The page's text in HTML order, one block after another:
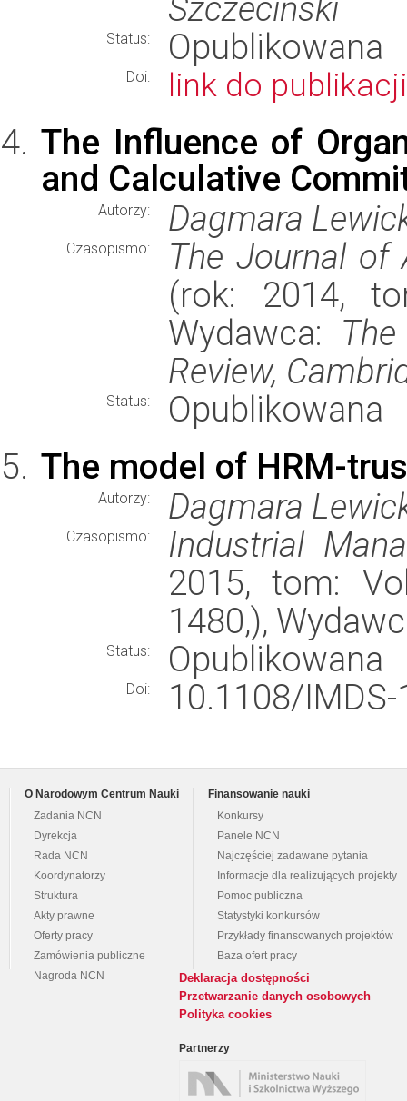
Szczeciński
Status: Opublikowana
Doi: link do publikacji
The Influence of
and Calculative
Autorzy: Dagmara
Czasopismo:
The Journal of
(rok: 2014,
Wydawca:
Review,
Status:
Opublikowana
The model of HRM-
Autorzy: Dagmara
Czasopismo:
Industrial
2015, tom:
1480,),
Status: Opublikowana
Doi: 10.1108/
O Narodowym Centrum Nauki
Zadania NCN
Dyrekcja
Rada NCN
Koordynatorzy
Struktura
Akty prawne
Oferty pracy
Zamówienia publiczne
Nagroda NCN
Finansowanie nauki
Konkursy
Panele NCN
Najczęściej zadawane pytania
Informacje dla realizujących projekty
Pomoc publiczna
Statystyki konkursów
Przykłady finansowanych projektów
Baza ofert pracy
Deklaracja dostępności
Przetwarzanie danych osobowych
Polityka cookies
Partnerzy